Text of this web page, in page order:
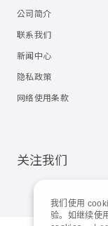
我们使用
验。如继续使
公司简介
联系我们
新闻中心
隐私政策
网络使用条款
关注我们